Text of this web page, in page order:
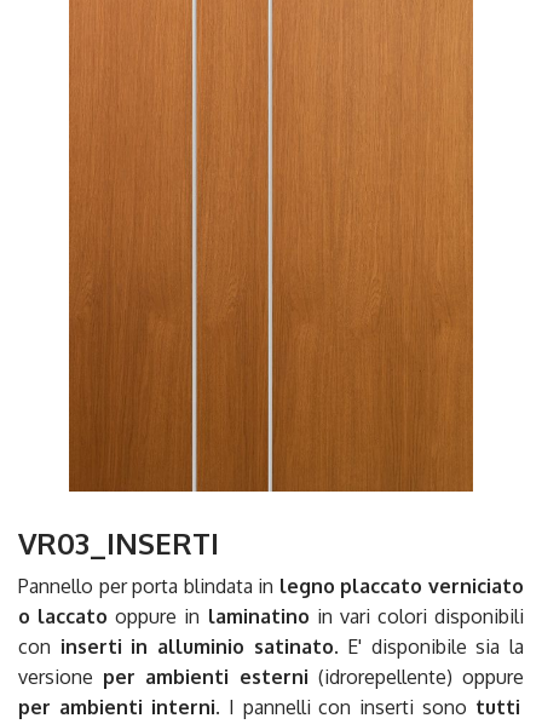
VR03_INSERTI
Pannello per porta blindata in legno placcato verniciato
o laccato oppure in laminatino in vari colori disponibili
con inserti in alluminio satinato. E' disponibile sia la
versione per ambienti esterni (idrorepellente) oppure
per ambienti interni. I pannelli con inserti sono tutti